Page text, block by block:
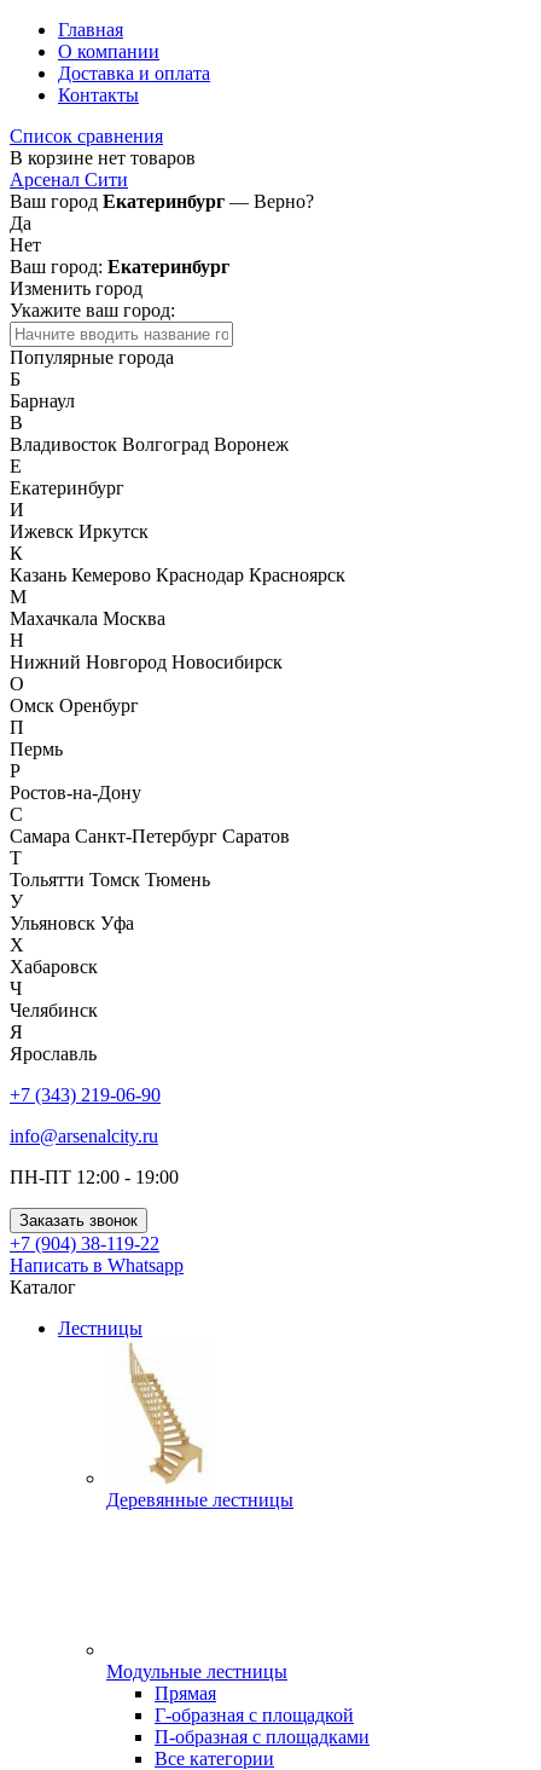
Главная
О компании
Доставка и оплата
Контакты
Список сравнения
В корзине нет товаров
Арсенал Сити
Ваш город Екатеринбург — Верно?
Да
Нет
Ваш город: Екатеринбург
Изменить город
Укажите ваш город:
Популярные города
Б
Барнаул
В
Владивосток Волгоград Воронеж
Е
Екатеринбург
И
Ижевск Иркутск
К
Казань Кемерово Краснодар Красноярск
М
Махачкала Москва
Н
Нижний Новгород Новосибирск
О
Омск Оренбург
П
Пермь
Р
Ростов-на-Дону
С
Самара Санкт-Петербург Саратов
Т
Тольятти Томск Тюмень
У
Ульяновск Уфа
Х
Хабаровск
Ч
Челябинск
Я
Ярославль
+7 (343) 219-06-90
info@arsenalcity.ru
ПН-ПТ 12:00 - 19:00
Заказать звонок
+7 (904) 38-119-22
Написать в Whatsapp
Каталог
Лестницы
Деревянные лестницы
Модульные лестницы
Прямая
Г-образная с площадкой
П-образная с площадками
Все категории